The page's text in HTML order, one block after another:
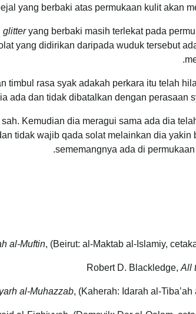
yang berbaki atas permukaan kulit akan
glitteryang berbaki masih terlekat pada
yang didirikan daripada wuduk tersebut
rasa syak adakah perkara itu telah
ada dan tidak dibatalkan dengan perasaan
Kemudian dia meragui sama ada dia
tidak wajib qada solat melainkan dia yakin
sememangnya ada di
al-Muftin, (Beirut: al-Maktab al-Islamiy,
All
al-Muhazzab, (Kaherah: Idarah al-